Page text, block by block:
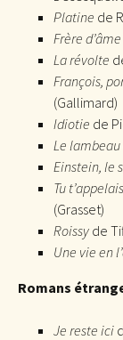
Platine de
Frère d’âme
La révolte
François,
(Gallimard)
Idiotie de
Le lambeau
Einstein, le
Tu
(Grasset)
Roissy de
Une vie en
Romans
Je reste ici